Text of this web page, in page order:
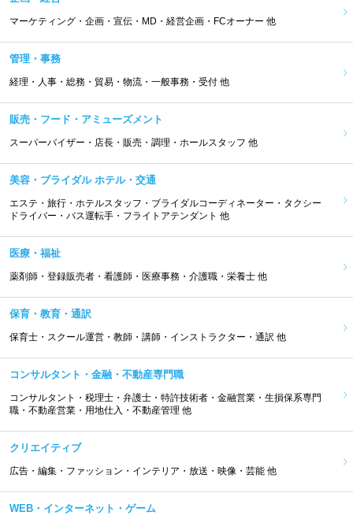
マーケティング・企画・宣伝・MD・経営企画・FCオーナー 他
管理・事務
経理・人事・総務・貿易・物流・一般事務・受付 他
販売・フード・アミューズメント
スーパーバイザー・店長・販売・調理・ホールスタッフ 他
美容・ブライダル ホテル・交通
エステ・旅行・ホテルスタッフ・ブライダルコーディネーター・タクシー
ドライバー・バス運転手・フライトアテンダント 他
医療・福祉
薬剤師・登録販売者・看護師・医療事務・介護職・栄養士 他
保育・教育・通訳
保育士・スクール運営・教師・講師・インストラクター・通訳 他
コンサルタント・金融・不動産専門職
コンサルタント・税理士・弁護士・特許技術者・金融営業・生損保系専門
職・不動産営業・用地仕入・不動産管理 他
クリエイティブ
広告・編集・ファッション・インテリア・放送・映像・芸能 他
WEB・インターネット・ゲーム